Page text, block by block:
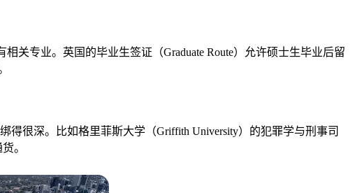
关专业。英国的毕业生签证（Graduate Route）允许硕士生毕业后留
很深。比如格里菲斯大学（Griffith University）的犯罪学与刑事司
。